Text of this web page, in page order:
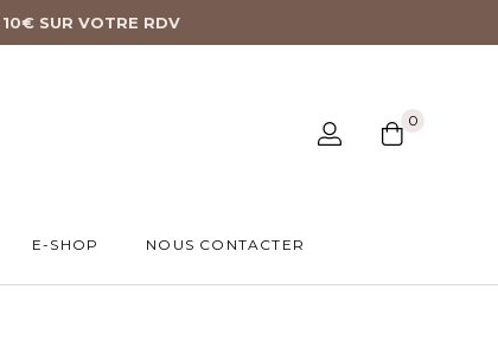
10€ SUR VOTRE RDV
0
E-SHOP NOUS CONTACTER